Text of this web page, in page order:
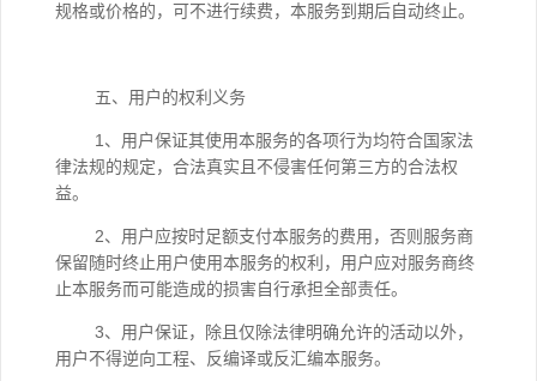
规格或价格的，可不进行续费，本服务到期后自动终止。
五、用户的权利义务
1、用户保证其使用本服务的各项行为均符合国家法
律法规的规定，合法真实且不侵害任何第三方的合法权
益。
2、用户应按时足额支付本服务的费用，否则服务商
保留随时终止用户使用本服务的权利，用户应对服务商终
止本服务而可能造成的损害自行承担全部责任。
3、用户保证，除且仅除法律明确允许的活动以外，
用户不得逆向工程、反编译或反汇编本服务。